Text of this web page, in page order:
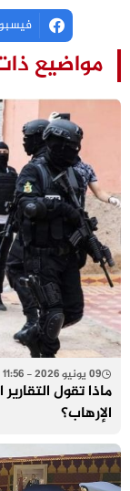
مواضيع
09 يونيو 2026 - 11:56
ماذا تقول
الإرهاب؟